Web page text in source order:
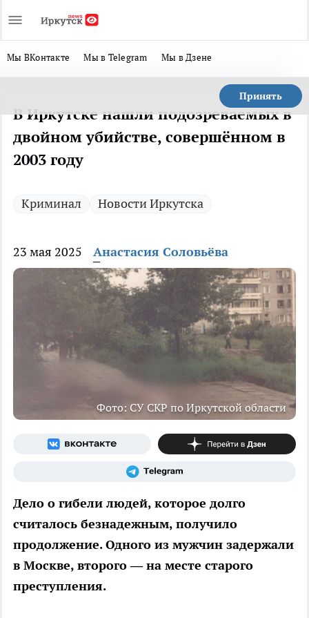
Мы ВКонтакте Мы в Telegram Мы в Дзене
Принять
В Иркутске нашли подозреваемых в
двойном убийстве, совершённом в
2003 году
Криминал Новости Иркутска
23 мая 2025 Анастасия Соловьёва
Фото: СУ СКР по Иркутской области
Дело о гибели людей, которое долго
считалось безнадежным, получило
продолжение. Одного из мужчин задержали
в Москве, второго — на месте старого
преступления.